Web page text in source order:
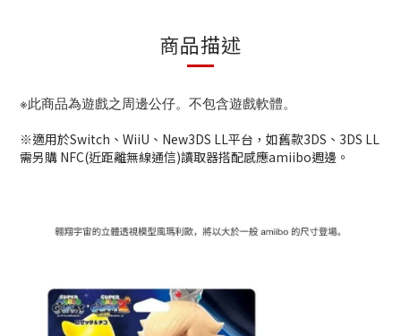
商品描述
※此商品為遊戲之周邊公仔。不包含遊戲軟體。
※適用於Switch、WiiU、New3DS LL平台，如舊款3DS、3DS LL
需另購 NFC(近距離無線通信)讀取器搭配感應amiibo週邊。